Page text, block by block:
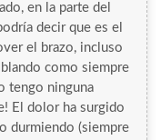
en la parte del
decir que es el
el brazo, incluso
como siempre
tengo ninguna
El dolor ha surgido
durmiendo (siempre